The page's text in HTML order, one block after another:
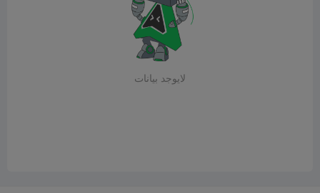
لايوجد بيانات